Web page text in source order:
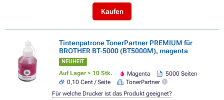
Kaufen
Tintenpatrone TonerPartner PREMIUM für
BROTHER BT-5000 (BT5000M), magenta
NEUHEIT
Auf Lager > 10 Stk. Magenta
5000 Seiten
0,10 Cent / Seite
TonerPartner
Für welche Drucker ist das Produkt geeignet?